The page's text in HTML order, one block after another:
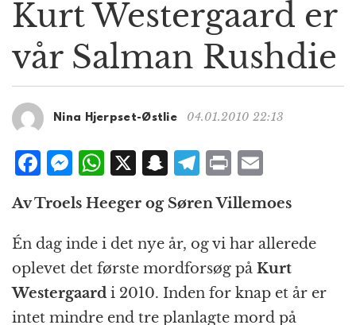
a
n
Kurt Westergaard er
vår Salman Rushdie
Nina Hjerpset-Østlie 04.01.2010 22:13
F
c
e
b
o
o
M
e
ss
e
n
g
e
W
at
s
A
p
p
X S
a
p
c
h
at
T
e
g
r
a
m
P
ri
n
t
ai
l
Av Troels Heeger og Søren Villemoes
Én dag inde i det nye år, og vi har allerede
oplevet det første mordforsøg på Kurt
Westergaard i 2010. Inden for knap et år er
intet mindre end tre planlagte mord på